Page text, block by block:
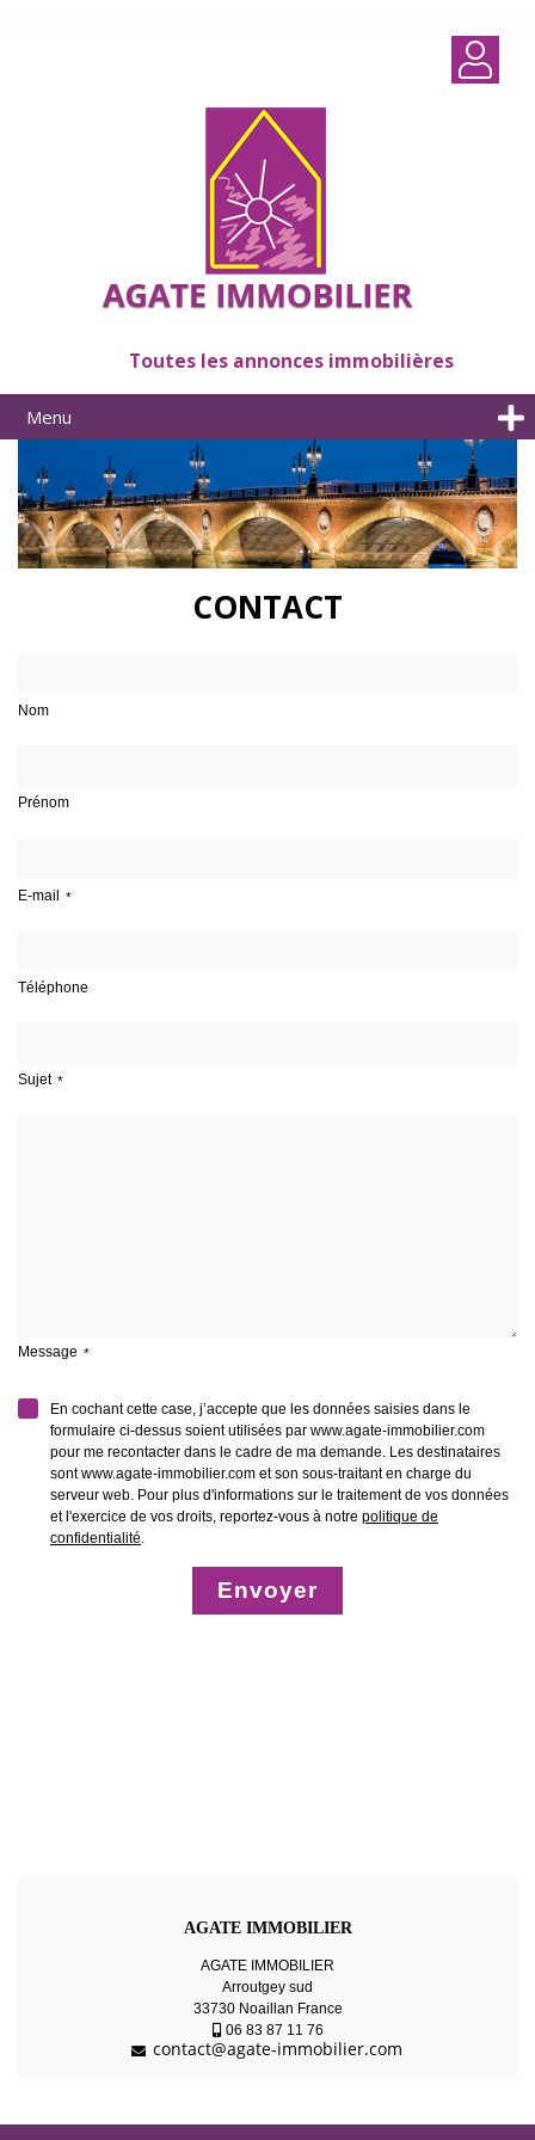
Toutes les annonces immobilières
Menu
CONTACT
Nom
Prénom
E-mail
Téléphone
Sujet
Message
En cochant cette case, j’accepte que les données saisies dans le
formulaire ci-dessus soient utilisées par www.agate-immobilier.com
pour me recontacter dans le cadre de ma demande. Les destinataires
sont www.agate-immobilier.com et son sous-traitant en charge du
serveur web. Pour plus d'informations sur le traitement de vos données
et l'exercice de vos droits, reportez-vous à notre politique de
confidentialité.
Envoyer
AGATE IMMOBILIER
AGATE IMMOBILIER
Arroutgey sud
33730 Noaillan France
06 83 87 11 76